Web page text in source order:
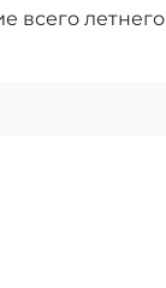
всего летнего